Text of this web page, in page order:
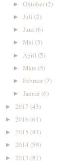
► Oktober(2)
► Juli (2)
► Juni (6)
► Mai (3)
► April (5)
► März(5)
► Februar(7)
► Januar(6)
► 2017 (43)
► 2016 (61)
► 2015 (43)
► 2014 (59)
► 2013 (87)